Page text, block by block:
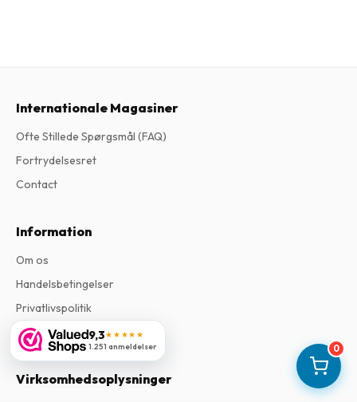
0
9,3★★★★★
1.251 anmeldelser
Internationale Magasiner
Ofte Stillede Spørgsmål (FAQ)
Fortrydelsesret
Contact
Information
Om os
Handelsbetingelser
Privatlivspolitik
Klageprocedure
Virksomhedsoplysninger